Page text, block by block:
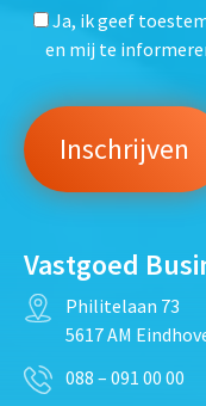
Ja, ik geef
en mij te
Vastgoed
Philitelaan 73
5617 AM
088 – 091 00 00